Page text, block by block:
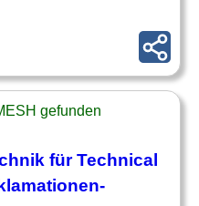
gefunden
für Technical